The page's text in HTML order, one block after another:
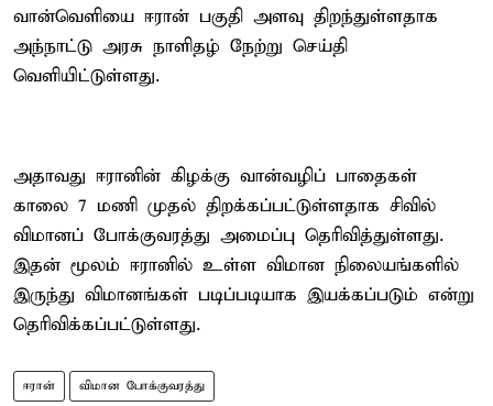
வான்வெளியை ஈரான் பகுதி அளவு திறந்துள்ளதாக
அந்நாட்டு அரசு நாளிதழ் நேற்று செய்தி
வெளியிட்டுள்ளது.
அதாவது ஈரானின் கிழக்கு வான்வழிப் பாதைகள்
காலை 7 மணி முதல் திறக்கப்பட்டுள்ளதாக சிவில்
விமானப் போக்குவரத்து அமைப்பு தெரிவித்துள்ளது.
இதன் மூலம் ஈரானில் உள்ள விமான நிலையங்களில்
இருந்து விமானங்கள் படிப்படியாக இயக்கப்படும் என்று
தெரிவிக்கப்பட்டுள்ளது.
ஈரான் விமான போக்குவரத்து